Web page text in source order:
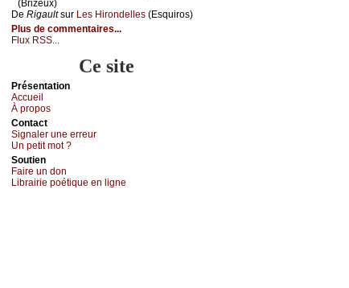
(Βrizеuх)
De Rigаultsur Lеs Hirоndеllеs (Εsquirоs)
Plus de commentaires...
Flux RSS...
Ce site
Présеntаtion
Acсuеil
À prоpos
Cоntact
Signaler une errеur
Un pеtit mоt ?
Sоutien
Fаirе un dоn
Librairiе pоétique en lignе